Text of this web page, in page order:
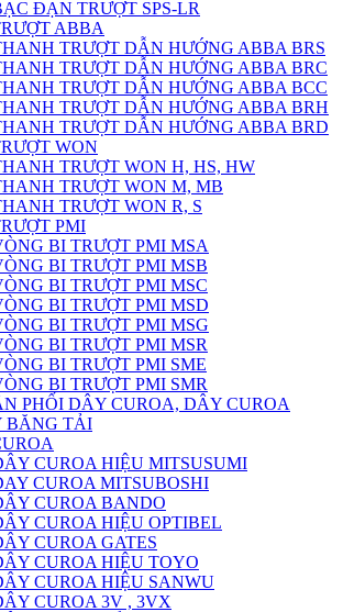
ĐẠN TRƯỢT SPS-LR
ABBA
TRƯỢT DẪN HƯỚNG ABBA BRS
TRƯỢT DẪN HƯỚNG ABBA BRC
TRƯỢT DẪN HƯỚNG ABBA BCC
TRƯỢT DẪN HƯỚNG ABBA BRH
TRƯỢT DẪN HƯỚNG ABBA BRD
WON
TRƯỢT WON H, HS, HW
TRƯỢT WON M, MB
TRƯỢT WON R, S
PMI
BI TRƯỢT PMI MSA
BI TRƯỢT PMI MSB
BI TRƯỢT PMI MSC
BI TRƯỢT PMI MSD
BI TRƯỢT PMI MSG
BI TRƯỢT PMI MSR
BI TRƯỢT PMI SME
BI TRƯỢT PMI SMR
PHỐI DÂY CUROA, DÂY CUROA
BĂNG TẢI
CUROA HIỆU MITSUSUMI
CUROA MITSUBOSHI
CUROA BANDO
CUROA HIỆU OPTIBEL
CUROA GATES
CUROA HIỆU TOYO
CUROA HIỆU SANWU
CUROA 3V , 3VX